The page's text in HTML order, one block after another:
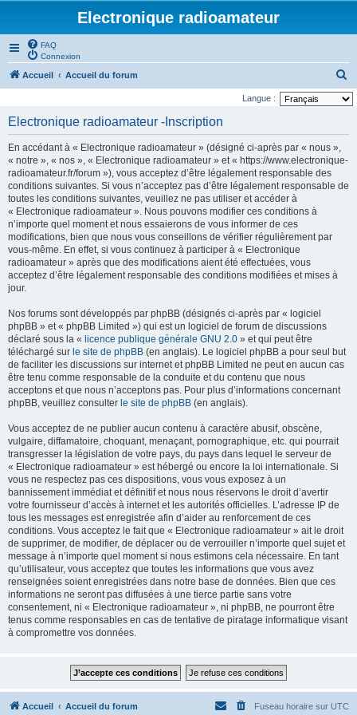
Electronique radioamateur
FAQ
Connexion
Accueil Accueil du forum
e
Langue :
Electronique radioamateur -Inscription
En accédant à « Electronique radioamateur » (désigné ci-après par « nous »,
« notre », « nos », « Electronique radioamateur » et « https://www.electronique-
radioamateur.fr/forum »), vous acceptez d’être légalement responsable des
conditions suivantes. Si vous n’acceptez pas d’être légalement responsable de
toutes les conditions suivantes, veuillez ne pas utiliser et accéder à
« Electronique radioamateur ». Nous pouvons modifier ces conditions à
n’importe quel moment et nous essaierons de vous informer de ces
modifications, bien que nous vous conseillons de vérifier régulièrement par
vous-même. En effet, si vous continuez à participer à « Electronique
radioamateur » après que des modifications aient été effectuées, vous
acceptez d’être légalement responsable des conditions modifiées et mises à
jour.
Nos forums sont développés par phpBB (désignés ci-après par « logiciel
phpBB » et « phpBB Limited ») qui est un logiciel de forum de discussions
déclaré sous la « licence publique générale GNU 2.0 » et qui peut être
téléchargé sur le site de phpBB (en anglais). Le logiciel phpBB a pour seul but
de faciliter les discussions sur internet et phpBB Limited ne peut en aucun cas
être tenu comme responsable de la conduite et du contenu que nous
acceptons et que nous n’acceptons pas. Pour plus d’informations concernant
phpBB, veuillez consulter le site de phpBB (en anglais).
Vous acceptez de ne publier aucun contenu à caractère abusif, obscène,
vulgaire, diffamatoire, choquant, menaçant, pornographique, etc. qui pourrait
transgresser la législation de votre pays, du pays dans lequel le serveur de
« Electronique radioamateur » est hébergé ou encore la loi internationale. Si
vous ne respectez pas ces dispositions, vous vous exposez à un
bannissement immédiat et définitif et nous nous réservons le droit d’avertir
votre fournisseur d’accès à internet et les autorités officielles. L’adresse IP de
tous les messages est enregistrée afin d’aider au renforcement de ces
conditions. Vous acceptez le fait que « Electronique radioamateur » ait le droit
de supprimer, de modifier, de déplacer ou de verrouiller n’importe quel sujet et
message à n’importe quel moment si nous estimons cela nécessaire. En tant
qu’utilisateur, vous acceptez que toutes les informations que vous avez
renseignées soient enregistrées dans notre base de données. Bien que ces
informations ne seront pas diffusées à une tierce partie sans votre
consentement, ni « Electronique radioamateur », ni phpBB, ne pourront être
tenus comme responsables en cas de tentative de piratage informatique visant
à compromettre vos données.
Accueil Accueil du forum Fuseau horaire sur UTC